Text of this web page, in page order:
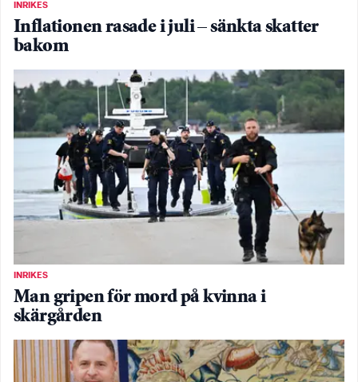
INRIKES
Inflationen rasade i juli – sänkta skatter
bakom
INRIKES
Man gripen för mord på kvinna i
skärgården